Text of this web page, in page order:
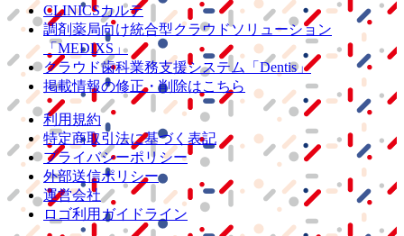
CLINICSカルテ
調剤薬局向け統合型クラウドソリューション
「MEDIXS」
クラウド歯科業務支援システム
「Dentis」
掲載情報の修正・削除はこちら
利用規約
特定商取引法に基づく表記
プライバシーポリシー
外部送信ポリシー
運営会社
ロゴ利用ガイドライン